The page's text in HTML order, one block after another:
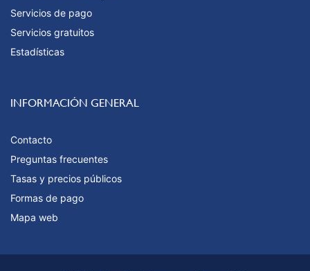
Servicios de pago
Servicios gratuitos
Estadísticas
INFORMACIÓN GENERAL
Contacto
Preguntas frecuentes
Tasas y precios públicos
Formas de pago
Mapa web